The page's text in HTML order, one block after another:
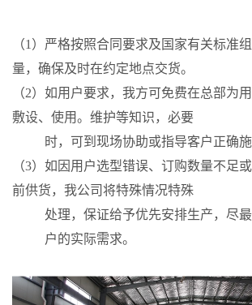
（1）严格按照合同要求及国家有关标准
量，确保及时在约定地点交货。
（2）如用户要求，我方可免费在总部为
敷设、使用。维护等知识，必要
时，可到现场协助或指导客户正确施
（3）如因用户选型错误、订购数量不足
前供货，我公司将特殊情况特殊
处理，保证给予优先安排生产，尽
户的实际需求。